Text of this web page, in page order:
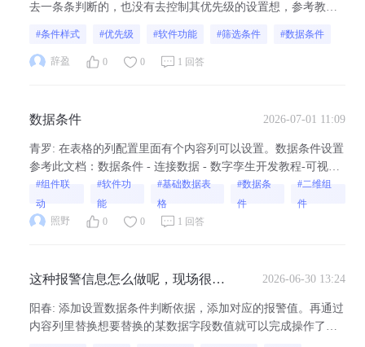
去一条条判断的，也没有去控制其优先级的设置想，参考教
#条件样式 #优先级 #软件功能 #筛选条件 #数据条件
辞盈 0 0 1 回答
数据条件 2026-07-01 11:09
青罗: 在表格的列配置里面有个内容列可以设置。数据条件设置
参考此文档：数据条件 - 连接数据 - 数字孪生开发教程-可视化
大屏制作教程 - 山海鲸可视化。
#组件联
动
#软件功
能
#基础数据表
格
#数据条
件
#二维组
件
照野
0 0 1 回答
这种报警信息怎么做呢，现场很多
采集到的数据进行判断进而反馈到
2026-06-30 13:24
阳春: 添加设置数据条件判断依据，添加对应的报警值。再通过
内容列里替换想要替换的某数据字段数值就可以完成操作了。